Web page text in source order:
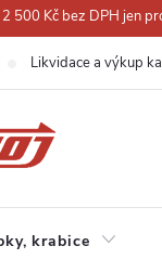
500 Kč bez DPH jen
Likvidace a výkup
krabice